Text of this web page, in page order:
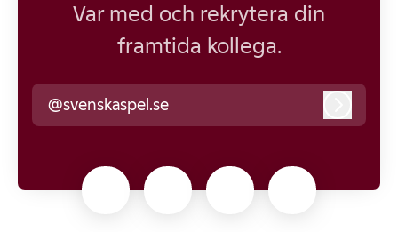
Var med och rekrytera din
framtida kollega.
@svenskaspel.se